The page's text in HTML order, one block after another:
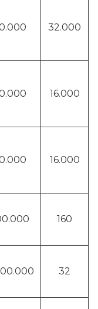
32.000
16.000
16.000
160
32